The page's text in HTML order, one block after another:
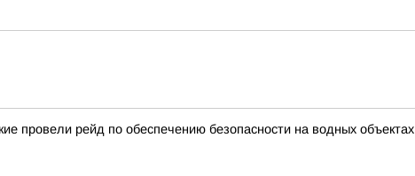
провели рейд по обеспечению безопасности на водных объектах